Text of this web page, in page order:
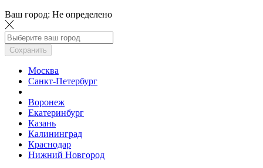
Ваш город: Не определено
Сохранить
Москва
Санкт-Петербург
Воронеж
Екатеринбург
Казань
Калининград
Краснодар
Нижний Новгород